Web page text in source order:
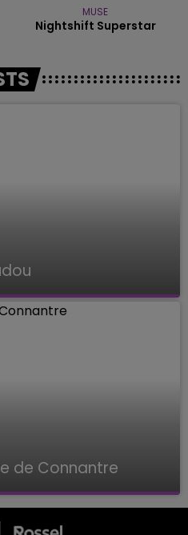
MUSE
Nightshift Superstar
de Connantre
Connantre